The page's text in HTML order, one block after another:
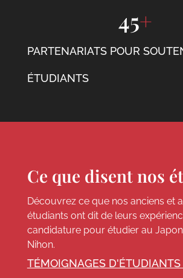
PARTENARIATS POUR
ÉTUDIANTS
45+
Ce que disent nos
Découvrez ce que nos anciens et
étudiants ont dit de leurs
candidature pour étudier au
Nihon.
TÉMOIGNAGES